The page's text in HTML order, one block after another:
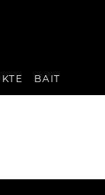
BAIT